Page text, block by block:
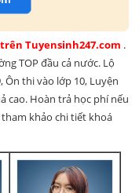
Tuyensinh247.com .
TOP đầu cả nước. Lộ
Ôn thi vào lớp 10, Luyện
cao. Hoàn trả học phí nếu
khảo chi tiết khoá